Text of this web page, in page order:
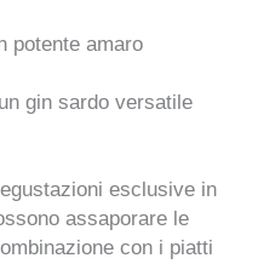
potente amaro
gin sardo versatile
esclusive in
assaporare le
con i piatti